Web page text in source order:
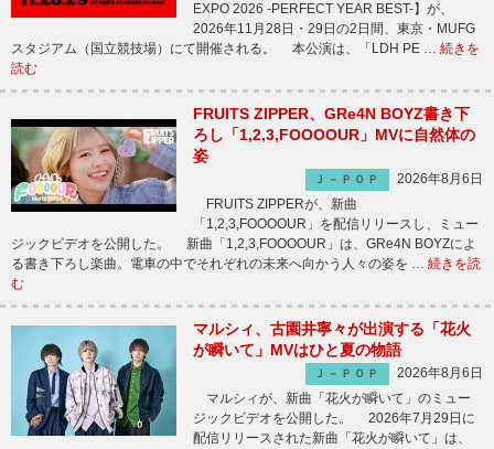
EXPO 2026 -PERFECT YEAR BEST-】が、
2026年11月28日・29日の2日間、東京・MUFG
スタジアム（国立競技場）にて開催される。 本公演は、「LDH PE … 続きを
読む
FRUITS ZIPPER、GRe4N BOYZ書き下
ろし「1,2,3,FOOOOUR」MVに自然体の
姿
Ｊ－ＰＯＰ
2026年8月6日
FRUITS ZIPPERが、新曲
「1,2,3,FOOOOUR」を配信リリースし、ミュー
ジックビデオを公開した。 新曲「1,2,3,FOOOOUR」は、GRe4N BOYZによ
る書き下ろし楽曲。電車の中でそれぞれの未来へ向かう人々の姿を … 続きを読
む
マルシィ、古園井寧々が出演する「花火
が瞬いて」MVはひと夏の物語
Ｊ－ＰＯＰ
2026年8月6日
マルシィが、新曲「花火が瞬いて」のミュー
ジックビデオを公開した。 2026年7月29日に
配信リリースされた新曲「花火が瞬いて」は、